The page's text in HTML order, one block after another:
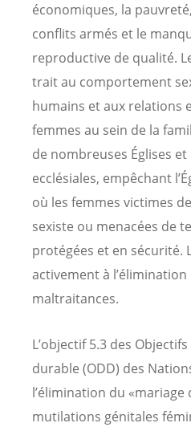
économiques, la
conflits armés et le
reproductive de qualité.
trait au comportement
humains et aux relations
femmes au sein de la
de nombreuses Églises
ecclésiales, empêchant
où les femmes victimes
sexiste ou menacées de
protégées et en sécurité.
activement à
maltraitances.
L’objectif 5.3 des
durable (ODD) des
l’élimination du «mariage
mutilations génitales